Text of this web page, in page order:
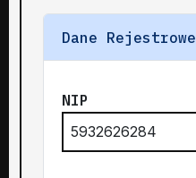
Dane Rejestrowe
NIP
5932626284